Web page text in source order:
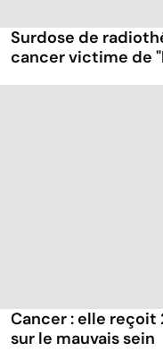
Surdose de
cancer victime de
Cancer : elle
sur le mauvais sein